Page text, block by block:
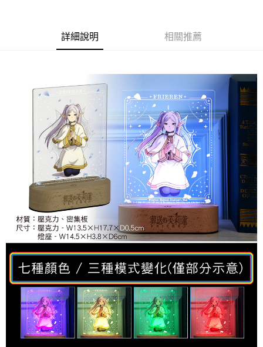
全家取貨付款
每筆NT$65，滿NT$1,300(含以上)免運費
付款後全家取貨
每筆NT$65，滿NT$1,300(含以上)免運費
(不開放使用，請勿選取）
每筆NT$9,999
7-11取貨付款
每筆NT$65，滿NT$1,300(含以上)免運費
付款後7-11取貨
每筆NT$65，滿NT$1,300(含以上)免運費
宅配-木棉花樂園專用
每筆NT$100，滿NT$1,300(含以上)免運費
宅配-離島(澎湖/金門/馬祖)-木棉花樂園專用
詳細說明 相關推薦